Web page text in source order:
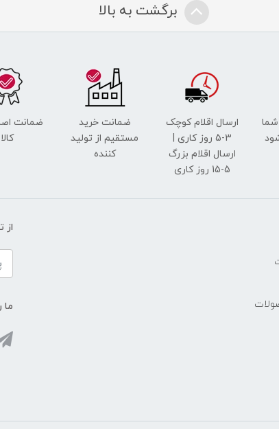
برگشت به بالا
شما
ارسال اقلام کوچک
3-5 روز کاری |
ارسال اقلام بزرگ
5-15 روز کاری
ضمانت خرید
مستقیم از تولید
کننده
ضمانت
کالا
از
ما